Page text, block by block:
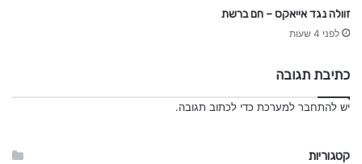
זוולה נגד אייאקס – חם ברשת
לפני 4 שעות
כתיבת תגובה
יש להתחבר למערכת כדי לכתוב תגובה.
קטגוריות